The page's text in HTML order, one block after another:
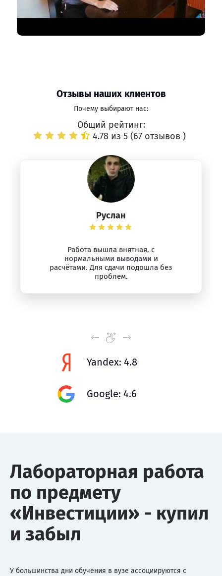
Отзывы наших клиентов
Почему выбирают нас:
Общий рейтинг:
4.78 из 5 (67 отзывов )
Руслан
Работа вышла внятная, с
нормальными выводами и
расчётами. Для сдачи подошла без
проблем.
Yandex: 4.8
Google: 4.6
Лабораторная работа
по предмету
«Инвестиции» - купил
и забыл
У большинства дни обучения в вузе ассоциируются с